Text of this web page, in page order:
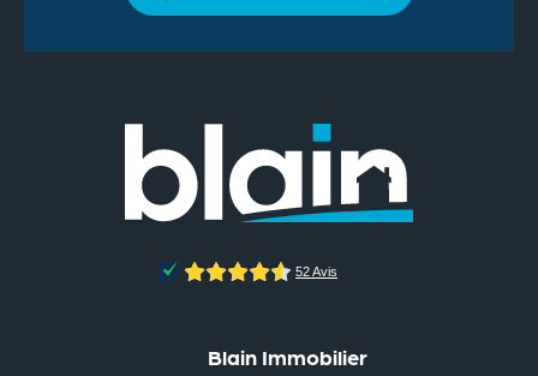
Blain Immobilier